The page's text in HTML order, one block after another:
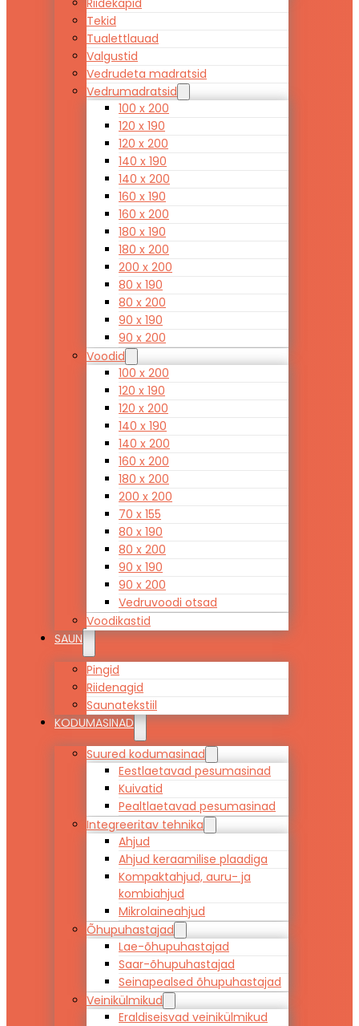
Riidekapid
Tekid
Tualettlauad
Valgustid
Vedrudeta madratsid
Vedrumadratsid
100 x 200
120 x 190
120 x 200
140 x 190
140 x 200
160 x 190
160 x 200
180 x 190
180 x 200
200 x 200
80 x 190
80 x 200
90 x 190
90 x 200
Voodid
100 x 200
120 x 190
120 x 200
140 x 190
140 x 200
160 x 200
180 x 200
200 x 200
70 x 155
80 x 190
80 x 200
90 x 190
90 x 200
Vedruvoodi otsad
Voodikastid
SAUN
Pingid
Riidenagid
Saunatekstiil
KODUMASINAD
Suured kodumasinad
Eestlaetavad pesumasinad
Kuivatid
Pealtlaetavad pesumasinad
Integreeritav tehnika
Ahjud
Ahjud keraamilise plaadiga
Kompaktahjud, auru- ja
kombiahjud
Mikrolaineahjud
Õhupuhastajad
Lae-õhupuhastajad
Saar-õhupuhastajad
Seinapealsed õhupuhastajad
Veinikülmikud
Eraldiseisvad veinikülmikud